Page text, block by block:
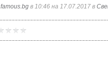
famous.bg в 10:46 на 17.07.2017 в
на